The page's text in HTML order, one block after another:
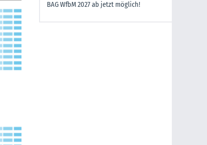
BAG WfbM 2027 ab jetzt möglich!